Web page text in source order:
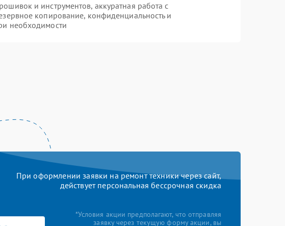
и инструментов, аккуратная работа с
копирование, конфиденциальность и
необходимости
При оформлении заявки на ремонт техники через сайт,
действует персональная бессрочная скидка
*Условия акции предполагают, что отправляя
заявку через текущую форму акции, вы